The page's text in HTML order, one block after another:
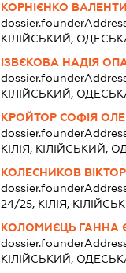
КОРНІЄНКО
КІЛІЙСЬКИЙ,
ІЗВЄКОВА НАДІЯ
КІЛІЙСЬКИЙ,
КРОЙТОР СОФІЯ
КІЛІЯ, КІЛІЙСЬКИЙ,
КОЛЕСНИКОВ
24/25, КІЛІЯ,
КОЛОМИЄЦЬ ГАННА
КІЛІЙСЬКИЙ,